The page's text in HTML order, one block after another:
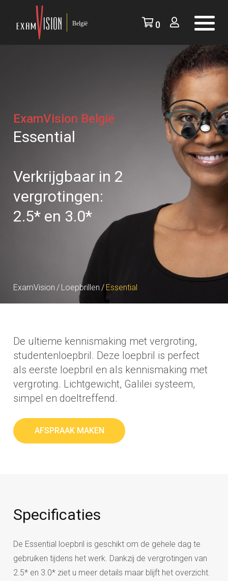
0
ExamVision België
Essential
Verkrijgbaar in 2
vergrotingen:
2.5* en 3.0*
ExamVision / Loepbrillen / Essential
De ultieme kennismaking met vergroting,
studentenloepbril. Deze loepbril is perfect
als eerste loepbril en als kennismaking met
vergroting. Lichtgewicht, Galilei systeem,
simpel en doeltreffend.
AFSPRAAK MAKEN
Specificaties
De Essential loepbril is geschikt om de gehele dag te
gebruiken tijdens het werk. Dankzij de vergrotingen van
2.5* en 3.0* ziet u meer details maar blijft het overzicht.